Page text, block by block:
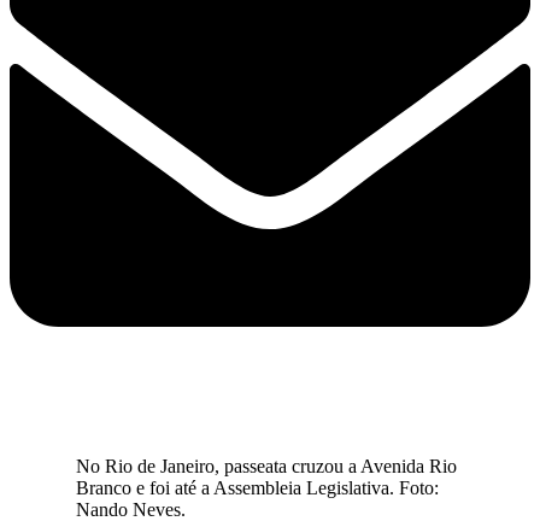
No Rio de Janeiro, passeata cruzou a Avenida Rio
Branco e foi até a Assembleia Legislativa. Foto:
Nando Neves.